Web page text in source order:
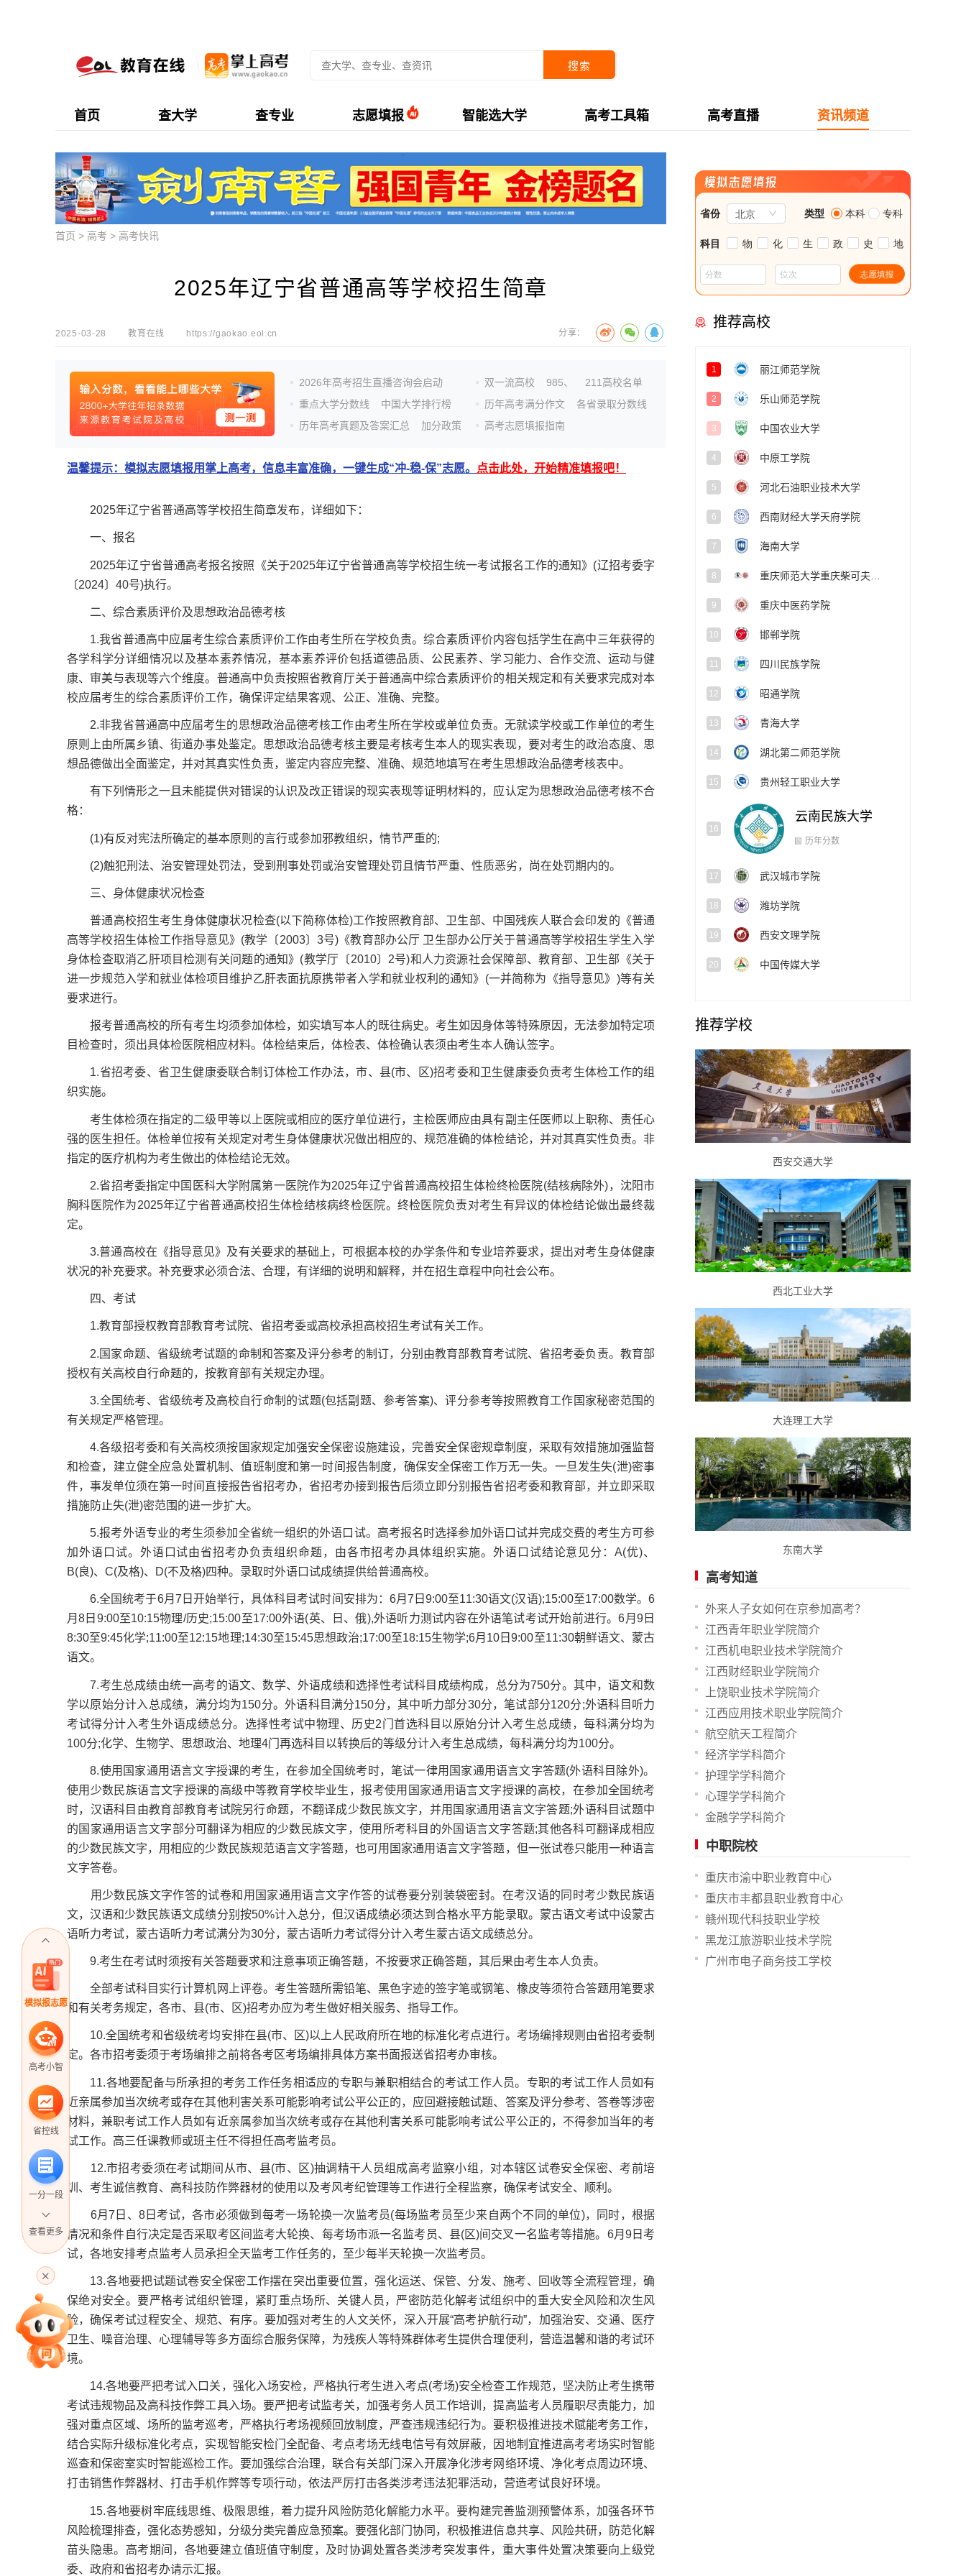
搜索
首页 查大学 查专业 志愿填报 智能选大学 高考工具箱 高考直播 资讯频道
模拟报志愿
高考小智
省控线
一分一段
专家指导课
查看更多
首页 > 高考 > 高考快讯
2025年辽宁省普通高等学校招生简章
2025-03-28 教育在线 https://gaokao.eol.cn 分享：
2026年高考招生直播咨询会启动
重点大学分数线
中国大学排行榜
历年高考真题及答案汇总
加分政策
双一流高校 985、
211高校名单
历年高考满分作文
各省录取分数线
高考志愿填报指南
温馨提示：模拟志愿填报用掌上高考，信息丰富准确，一键生成“冲-稳-保”志愿。 点击此处，开始精准填报吧！
2025年辽宁省普通高等学校招生简章发布，详细如下：
一、报名
2025年辽宁省普通高考报名按照《关于2025年辽宁省普通高等学校招生统一考试报名工作的通知》(辽招考委字
〔2024〕40号)执行。
二、综合素质评价及思想政治品德考核
1.我省普通高中应届考生综合素质评价工作由考生所在学校负责。综合素质评价内容包括学生在高中三年获得的
各学科学分详细情况以及基本素养情况，基本素养评价包括道德品质、公民素养、学习能力、合作交流、运动与健
康、审美与表现等六个维度。普通高中负责按照省教育厅关于普通高中综合素质评价的相关规定和有关要求完成对本
校应届考生的综合素质评价工作，确保评定结果客观、公正、准确、完整。
2.非我省普通高中应届考生的思想政治品德考核工作由考生所在学校或单位负责。无就读学校或工作单位的考生
原则上由所属乡镇、街道办事处鉴定。思想政治品德考核主要是考核考生本人的现实表现，要对考生的政治态度、思
想品德做出全面鉴定，并对其真实性负责，鉴定内容应完整、准确、规范地填写在考生思想政治品德考核表中。
有下列情形之一且未能提供对错误的认识及改正错误的现实表现等证明材料的，应认定为思想政治品德考核不合
格：
(1)有反对宪法所确定的基本原则的言行或参加邪教组织，情节严重的;
(2)触犯刑法、治安管理处罚法，受到刑事处罚或治安管理处罚且情节严重、性质恶劣，尚在处罚期内的。
三、身体健康状况检查
普通高校招生考生身体健康状况检查(以下简称体检)工作按照教育部、卫生部、中国残疾人联合会印发的《普通
高等学校招生体检工作指导意见》(教学〔2003〕3号)《教育部办公厅 卫生部办公厅关于普通高等学校招生学生入学
身体检查取消乙肝项目检测有关问题的通知》(教学厅〔2010〕2号)和人力资源社会保障部、教育部、卫生部《关于
进一步规范入学和就业体检项目维护乙肝表面抗原携带者入学和就业权利的通知》(一并简称为《指导意见》)等有关
要求进行。
报考普通高校的所有考生均须参加体检，如实填写本人的既往病史。考生如因身体等特殊原因，无法参加特定项
目检查时，须出具体检医院相应材料。体检结束后，体检表、体检确认表须由考生本人确认签字。
1.省招考委、省卫生健康委联合制订体检工作办法，市、县(市、区)招考委和卫生健康委负责考生体检工作的组
织实施。
考生体检须在指定的二级甲等以上医院或相应的医疗单位进行，主检医师应由具有副主任医师以上职称、责任心
强的医生担任。体检单位按有关规定对考生身体健康状况做出相应的、规范准确的体检结论，并对其真实性负责。非
指定的医疗机构为考生做出的体检结论无效。
2.省招考委指定中国医科大学附属第一医院作为2025年辽宁省普通高校招生体检终检医院(结核病除外)，沈阳市
胸科医院作为2025年辽宁省普通高校招生体检结核病终检医院。终检医院负责对考生有异议的体检结论做出最终裁
定。
3.普通高校在《指导意见》及有关要求的基础上，可根据本校的办学条件和专业培养要求，提出对考生身体健康
状况的补充要求。补充要求必须合法、合理，有详细的说明和解释，并在招生章程中向社会公布。
四、考试
1.教育部授权教育部教育考试院、省招考委或高校承担高校招生考试有关工作。
2.国家命题、省级统考试题的命制和答案及评分参考的制订，分别由教育部教育考试院、省招考委负责。教育部
授权有关高校自行命题的，按教育部有关规定办理。
3.全国统考、省级统考及高校自行命制的试题(包括副题、参考答案)、评分参考等按照教育工作国家秘密范围的
有关规定严格管理。
4.各级招考委和有关高校须按国家规定加强安全保密设施建设，完善安全保密规章制度，采取有效措施加强监督
和检查，建立健全应急处置机制、值班制度和第一时间报告制度，确保安全保密工作万无一失。一旦发生失(泄)密事
件，事发单位须在第一时间直接报告省招考办，省招考办接到报告后须立即分别报告省招考委和教育部，并立即采取
措施防止失(泄)密范围的进一步扩大。
5.报考外语专业的考生须参加全省统一组织的外语口试。高考报名时选择参加外语口试并完成交费的考生方可参
加外语口试。外语口试由省招考办负责组织命题，由各市招考办具体组织实施。外语口试结论意见分：A(优)、
B(良)、C(及格)、D(不及格)四种。录取时外语口试成绩提供给普通高校。
6.全国统考于6月7日开始举行，具体科目考试时间安排为：6月7日9:00至11:30语文(汉语);15:00至17:00数学。6
月8日9:00至10:15物理/历史;15:00至17:00外语(英、日、俄),外语听力测试内容在外语笔试考试开始前进行。6月9日
8:30至9:45化学;11:00至12:15地理;14:30至15:45思想政治;17:00至18:15生物学;6月10日9:00至11:30朝鲜语文、蒙古
语文。
7.考生总成绩由统一高考的语文、数学、外语成绩和选择性考试科目成绩构成，总分为750分。其中，语文和数
学以原始分计入总成绩，满分均为150分。外语科目满分150分，其中听力部分30分，笔试部分120分;外语科目听力
考试得分计入考生外语成绩总分。选择性考试中物理、历史2门首选科目以原始分计入考生总成绩，每科满分均为
100分;化学、生物学、思想政治、地理4门再选科目以转换后的等级分计入考生总成绩，每科满分均为100分。
8.使用国家通用语言文字授课的考生，在参加全国统考时，笔试一律用国家通用语言文字答题(外语科目除外)。
使用少数民族语言文字授课的高级中等教育学校毕业生，报考使用国家通用语言文字授课的高校，在参加全国统考
时，汉语科目由教育部教育考试院另行命题，不翻译成少数民族文字，并用国家通用语言文字答题;外语科目试题中
的国家通用语言文字部分可翻译为相应的少数民族文字，使用所考科目的外国语言文字答题;其他各科可翻译成相应
的少数民族文字，用相应的少数民族规范语言文字答题，也可用国家通用语言文字答题，但一张试卷只能用一种语言
文字答卷。
用少数民族文字作答的试卷和用国家通用语言文字作答的试卷要分别装袋密封。在考汉语的同时考少数民族语
文，汉语和少数民族语文成绩分别按50%计入总分，但汉语成绩必须达到合格水平方能录取。蒙古语文考试中设蒙古
语听力考试，蒙古语听力考试满分为30分，蒙古语听力考试得分计入考生蒙古语文成绩总分。
9.考生在考试时须按有关答题要求和注意事项正确答题，不按要求正确答题，其后果由考生本人负责。
全部考试科目实行计算机网上评卷。考生答题所需铅笔、黑色字迹的签字笔或钢笔、橡皮等须符合答题用笔要求
和有关考务规定，各市、县(市、区)招考办应为考生做好相关服务、指导工作。
10.全国统考和省级统考均安排在县(市、区)以上人民政府所在地的标准化考点进行。考场编排规则由省招考委制
定。各市招考委须于考场编排之前将各考区考场编排具体方案书面报送省招考办审核。
11.各地要配备与所承担的考务工作任务相适应的专职与兼职相结合的考试工作人员。专职的考试工作人员如有
近亲属参加当次统考或存在其他利害关系可能影响考试公平公正的，应回避接触试题、答案及评分参考、答卷等涉密
材料，兼职考试工作人员如有近亲属参加当次统考或存在其他利害关系可能影响考试公平公正的，不得参加当年的考
试工作。高三任课教师或班主任不得担任高考监考员。
12.市招考委须在考试期间从市、县(市、区)抽调精干人员组成高考监察小组，对本辖区试卷安全保密、考前培
训、考生诚信教育、高科技防作弊器材的使用以及考风考纪管理等工作进行全程监察，确保考试安全、顺利。
6月7日、8日考试，各市必须做到每考一场轮换一次监考员(每场监考员至少来自两个不同的单位)，同时，根据
情况和条件自行决定是否采取考区间监考大轮换、每考场市派一名监考员、县(区)间交叉一名监考等措施。6月9日考
试，各地安排考点监考人员承担全天监考工作任务的，至少每半天轮换一次监考员。
13.各地要把试题试卷安全保密工作摆在突出重要位置，强化运送、保管、分发、施考、回收等全流程管理，确
保绝对安全。要严格考试组织管理，紧盯重点场所、关键人员，严密防范化解考试组织中的重大安全风险和次生风
险，确保考试过程安全、规范、有序。要加强对考生的人文关怀，深入开展“高考护航行动”，加强治安、交通、医疗
卫生、噪音治理、心理辅导等多方面综合服务保障，为残疾人等特殊群体考生提供合理便利，营造温馨和谐的考试环
境。
14.各地要严把考试入口关，强化入场安检，严格执行考生进入考点(考场)安全检查工作规范，坚决防止考生携带
考试违规物品及高科技作弊工具入场。要严把考试监考关，加强考务人员工作培训，提高监考人员履职尽责能力，加
强对重点区域、场所的监考巡考，严格执行考场视频回放制度，严查违规违纪行为。要积极推进技术赋能考务工作，
结合实际升级标准化考点，实现智能安检门全配备、考点考场无线电信号有效屏蔽，因地制宜推进高考考场实时智能
巡查和保密室实时智能巡检工作。要加强综合治理，联合有关部门深入开展净化涉考网络环境、净化考点周边环境、
打击销售作弊器材、打击手机作弊等专项行动，依法严厉打击各类涉考违法犯罪活动，营造考试良好环境。
15.各地要树牢底线思维、极限思维，着力提升风险防范化解能力水平。要构建完善监测预警体系，加强各环节
风险梳理排查，强化态势感知，分级分类完善应急预案。要强化部门协同，积极推进信息共享、风险共研，防范化解
苗头隐患。高考期间，各地要建立值班值守制度，及时协调处置各类涉考突发事件，重大事件处置决策要向上级党
委、政府和省招考办请示汇报。
推荐高校
1 丽江师范学院
2 乐山师范学院
3 中国农业大学
4 中原工学院
5 河北石油职业技术大学
6 西南财经大学天府学院
7 海南大学
8
9 重庆中医药学院
10 邯郸学院
11 四川民族学院
12 昭通学院
13 青海大学
14 湖北第二师范学院
15 贵州轻工职业大学
云南民族大学
武汉城市学院
历年分数
18 潍坊学院
19 西安文理学院
20 中国传媒大学
推荐学校
西安交通大学
西北工业大学
大连理工大学
东南大学
高考知道
外来人子女如何在京参加高考？
江西青年职业学院简介
江西机电职业技术学院简介
江西财经职业学院简介
上饶职业技术学院简介
江西应用技术职业学院简介
航空航天工程简介
经济学学科简介
护理学学科简介
心理学学科简介
金融学学科简介
中职院校
重庆市渝中职业教育中心
重庆市丰都县职业教育中心
赣州现代科技职业学校
黑龙江旅游职业技术学院
广州市电子商务技工学校